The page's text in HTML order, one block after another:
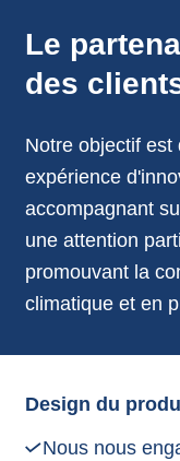
Le
des
Notre objectif est
expérience
accompagnant
une attention
promouvant la
climatique et en
Design du
Nous nous